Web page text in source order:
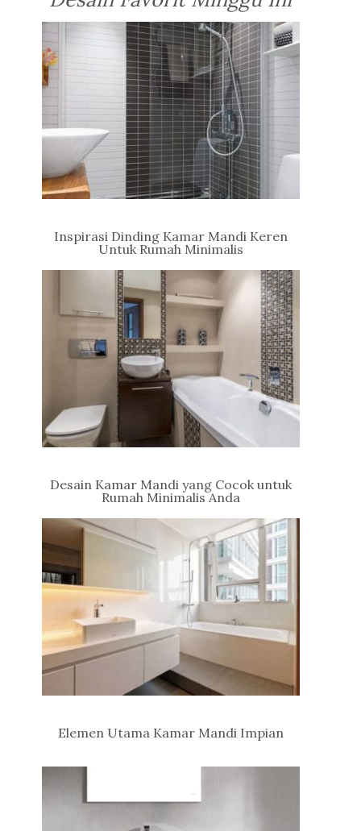
Inspirasi Dinding Kamar Mandi Keren
Untuk Rumah Minimalis
Desain Kamar Mandi yang Cocok untuk
Rumah Minimalis Anda
Elemen Utama Kamar Mandi Impian